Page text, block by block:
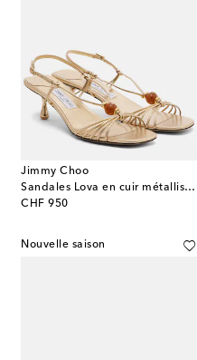
Jimmy Choo
Sandales Lova en cuir métallisé à ornements
CHF 950
original price
Nouvelle saison